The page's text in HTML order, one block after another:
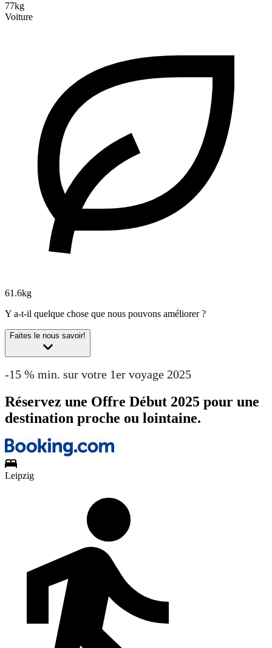
77kg
Voiture
61.6kg
Y a-t-il quelque chose que nous pouvons améliorer ?
Faites le nous savoir!
-15 % min. sur votre 1er voyage 2025
Réservez une Offre Début 2025 pour une
destination proche ou lointaine.
Leipzig